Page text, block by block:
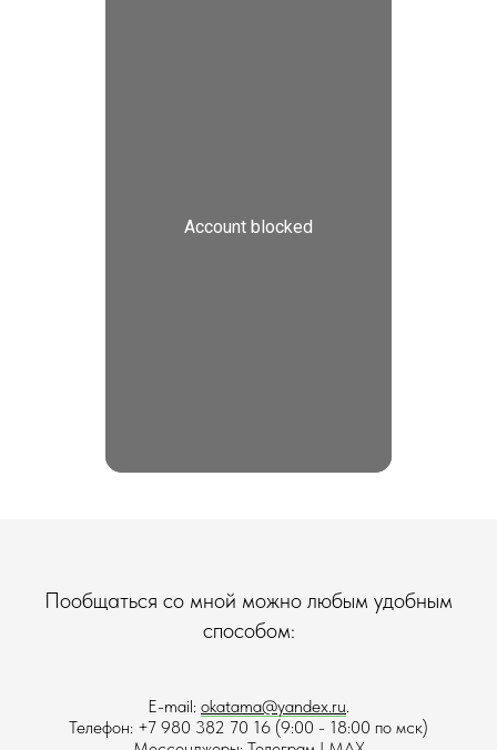
Пообщаться со мной можно любым удобным
способом:
E-mail: okatama@yandex.ru.
Телефон: +7 980 382 70 16 (9:00 - 18:00 по мск)